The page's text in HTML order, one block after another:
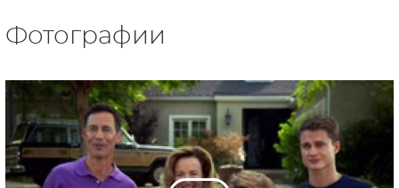
Фотографии